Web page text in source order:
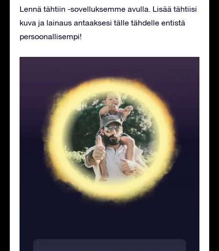
Lennä tähtiin -sovelluksemme avulla. Lisää tähtiisi
kuva ja lainaus antaaksesi tälle tähdelle entistä
persoonallisempi!